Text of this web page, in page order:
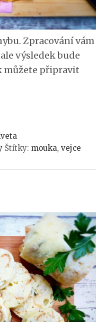
Zpracování vám
výsledek bude
můžete připravit
Štítky: mouka,vejce